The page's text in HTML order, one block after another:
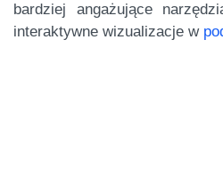
bardziej angażujące
interaktywne wizualizacje w